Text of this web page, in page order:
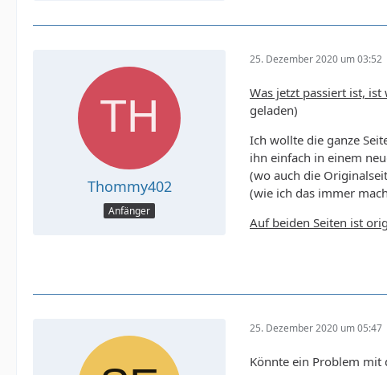
Thommy402
Anfänger
25. Dezember 2020 um 03:52
Was jetzt passiert ist,
geladen)
Ich wollte die ganze
ihn einfach in einem
(wo auch die
(wie ich das immer
Auf beiden Seiten ist
25. Dezember 2020 um 05:47
Könnte ein Problem mit